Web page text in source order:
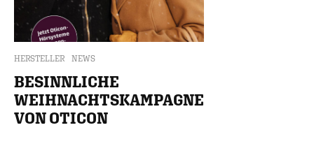
HERSTELLER NEWS
BESINNLICHE
WEIHNACHTSKAMPAGNE
VON OTICON